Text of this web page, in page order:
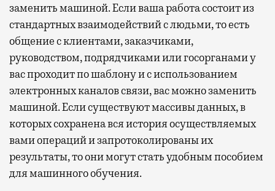
заменить машиной. Если ваша работа состоит из
стандартных взаимодействий с людьми, то есть
общение с клиентами, заказчиками,
руководством, подрядчиками или госорганами у
вас проходит по шаблону и с использованием
электронных каналов связи, вас можно заменить
машиной. Если существуют массивы данных, в
которых сохранена вся история осуществляемых
вами операций и запротоколированы их
результаты, то они могут стать удобным пособием
для машинного обучения.